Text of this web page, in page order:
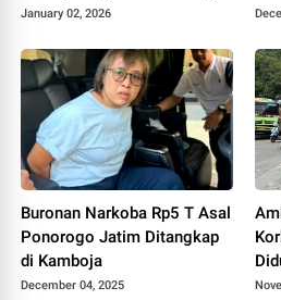
January 02, 2026
Buronan Narkoba Rp5 T Asal
Ponorogo Jatim Ditangkap
di Kamboja
December 04, 2025